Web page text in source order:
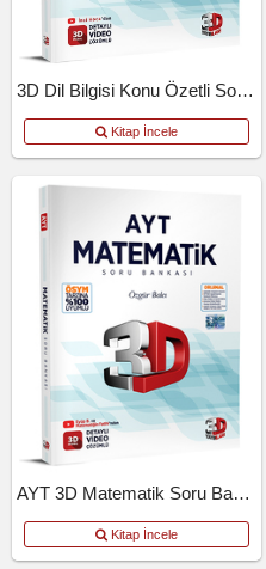
3D Dil Bilgisi Konu Özetli Soru Bankası
Kitap İncele
AYT 3D Matematik Soru Bankası
Kitap İncele